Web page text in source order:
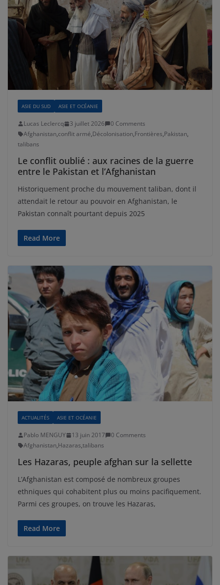
ASIE DU SUD ASIE ET OCÉANIE
Lucas Leclercq 3 juillet 2026
0 Comments
Afghanistan,conflit armé,Décolonisation,Frontières,Pakistan,
talibans
Le conflit oublié : aux racines de la guerre
entre le Pakistan et l’Afghanistan
Historiquement proche du mouvement taliban, dont il
attendait le retour au pouvoir en Afghanistan, le
Pakistan connaît pourtant depuis 2025
Read More
ACTUALITÉS ASIE ET OCÉANIE
Pablo MENGUY 13 juin 2017
0 Comments
Afghanistan,Hazaras,talibans
Les Hazaras, peuple afghan sur la sellette
L’Afghanistan est composé de nombreux groupes
ethniques qui cohabitent plus ou moins pacifiquement.
Parmi ces groupes, on trouve les Hazaras,
Read More